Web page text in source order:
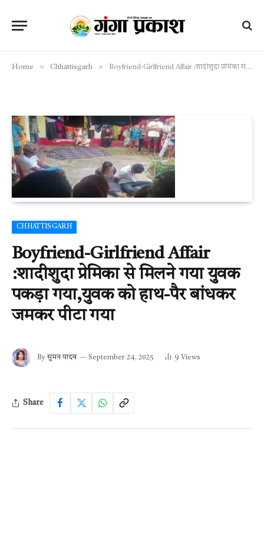
Home » Chhattisgarh » Boyfriend-Girlfriend Affair :शादीशुदा प्रेमिका से मिलने गया युवक पकड़ा गया,युवक को हाथ-पैर बांधकर जमकर पीटा गया
CHHATTISGARH
Boyfriend-Girlfriend Affair
:शादीशुदा प्रेमिका से मिलने गया युवक
पकड़ा गया,युवक को हाथ-पैर बांधकर
जमकर पीटा गया
By सुमन यादव September 24, 2025 9 Views
Share